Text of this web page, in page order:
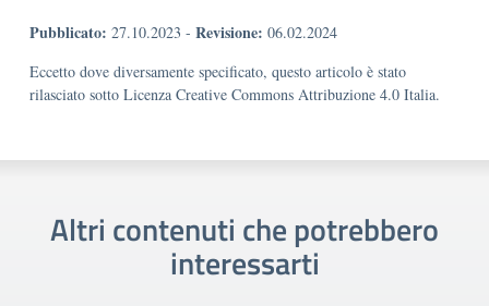
Pubblicato: 27.10.2023 - Revisione: 06.02.2024
Eccetto dove diversamente specificato, questo articolo è stato
rilasciato sotto Licenza Creative Commons Attribuzione 4.0 Italia.
Altri contenuti che potrebbero
interessarti